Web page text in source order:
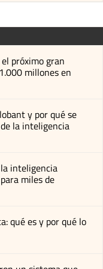
próximo gran
millones en
y por qué se
la inteligencia
inteligencia
miles de
qué es y por qué lo